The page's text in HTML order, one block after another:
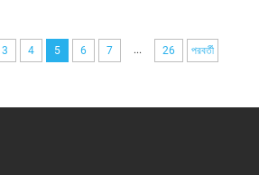
3 4 5 6 7 ... 26 পরবর্তী